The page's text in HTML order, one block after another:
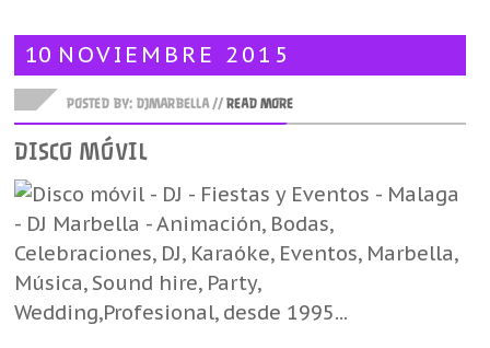
10 NOVIEMBRE 2015
POSTED BY: DJMARBELLA //READ MORE
DISCO MÓVIL